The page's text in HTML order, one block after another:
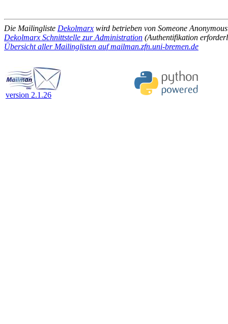
Die Mailingliste Dekolmarx wird betrieben von Someone Anonymous
Dekolmarx Schnittstelle zur Administration (Authentifikation
Übersicht aller Mailinglisten auf mailman.zfn.uni-bremen.de
version 2.1.26